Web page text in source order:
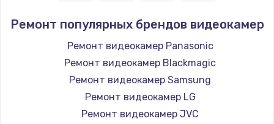
Ремонт популярных брендов видеокамер
Ремонт видеокамер Panasonic
Ремонт видеокамер Blackmagic
Ремонт видеокамер Samsung
Ремонт видеокамер LG
Ремонт видеокамер JVC